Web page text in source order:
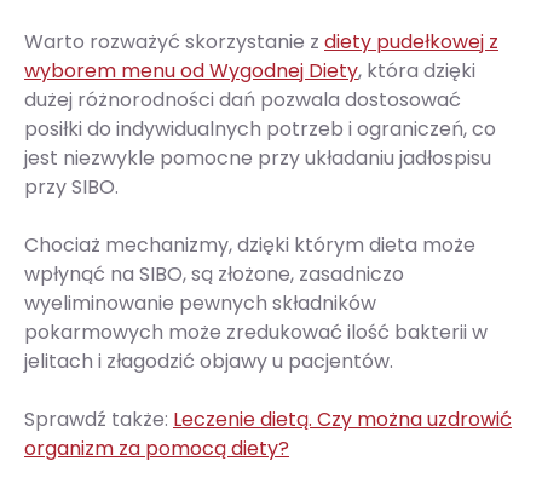
Warto rozważyć skorzystanie z diety pudełkowej z
wyborem menu od Wygodnej Diety, która dzięki
dużej różnorodności dań pozwala dostosować
posiłki do indywidualnych potrzeb i ograniczeń, co
jest niezwykle pomocne przy układaniu jadłospisu
przy SIBO.
Chociaż mechanizmy, dzięki którym dieta może
wpłynąć na SIBO, są złożone, zasadniczo
wyeliminowanie pewnych składników
pokarmowych może zredukować ilość bakterii w
jelitach i złagodzić objawy u pacjentów.
Sprawdź także: Leczenie dietą. Czy można uzdrowić
organizm za pomocą diety?